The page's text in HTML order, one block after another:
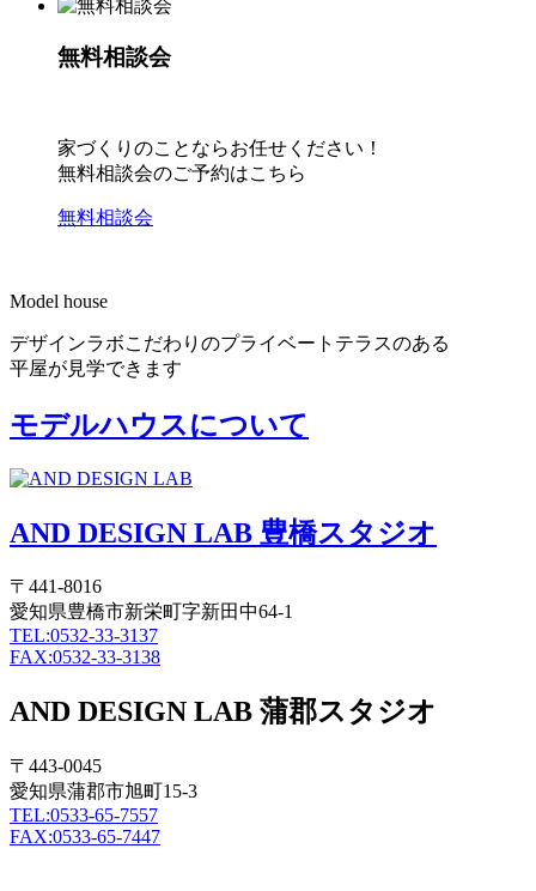
無料相談会
家づくりのことならお任せください！
無料相談会のご予約はこちら
無料相談会
Model house
デザインラボこだわりのプライベートテラスのある
平屋が見学できます
モデルハウスについて
AND DESIGN LAB 豊橋スタジオ
〒441-8016
愛知県豊橋市新栄町字新田中64-1
TEL:0532-33-3137
FAX:0532-33-3138
AND DESIGN LAB 蒲郡スタジオ
〒443-0045
愛知県蒲郡市旭町15-3
TEL:0533-65-7557
FAX:0533-65-7447